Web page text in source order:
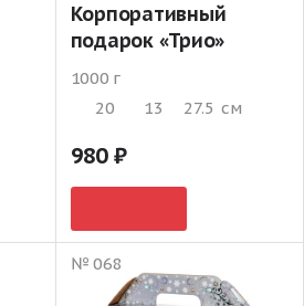
Корпоративный
подарок «Трио»
1000 г
20
13 27.5 см
980
№ 068